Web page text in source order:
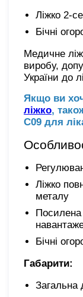
Ліжко 2-
Бічні
Медичне
виробу,
України до
Якщо ви
ліжко,
C09 для
Ліжко
металу
Бічні
Габарити:
Загальна